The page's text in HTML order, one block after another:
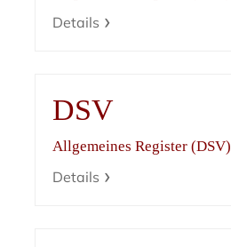
Details
DSV
Allgemeines Register (DSV)
Details